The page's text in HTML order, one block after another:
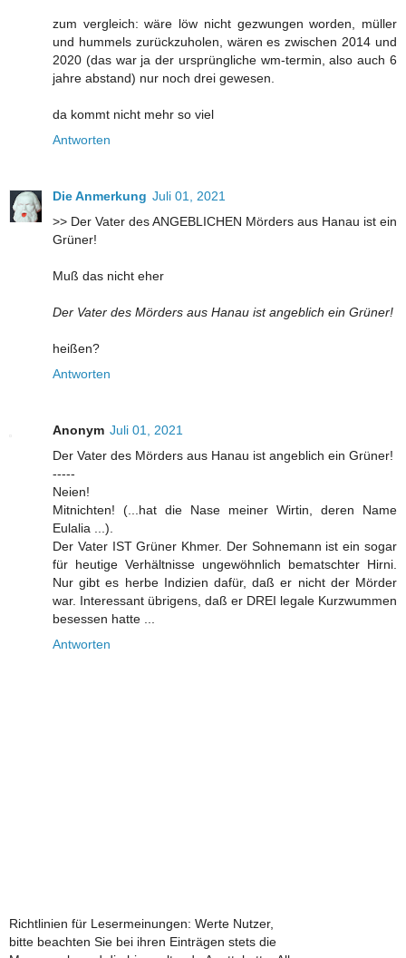
zum vergleich: wäre löw nicht gezwungen worden, müller
und hummels zurückzuholen, wären es zwischen 2014 und
2020 (das war ja der ursprüngliche wm-termin, also auch 6
jahre abstand) nur noch drei gewesen.
da kommt nicht mehr so viel
Antworten
Die Anmerkung Juli 01, 2021
>> Der Vater des ANGEBLICHEN Mörders aus Hanau ist ein
Grüner!
Muß das nicht eher
Der Vater des Mörders aus Hanau ist angeblich ein Grüner!
heißen?
Antworten
Anonym Juli 01, 2021
Der Vater des Mörders aus Hanau ist angeblich ein Grüner!
-----
Neien!
Mitnichten! (...hat die Nase meiner Wirtin, deren Name
Eulalia ...).
Der Vater IST Grüner Khmer. Der Sohnemann ist ein sogar
für heutige Verhältnisse ungewöhnlich bematschter Hirni.
Nur gibt es herbe Indizien dafür, daß er nicht der Mörder
war. Interessant übrigens, daß er DREI legale Kurzwummen
besessen hatte ...
Antworten
Richtlinien für Lesermeinungen: Werte Nutzer,
bitte beachten Sie bei ihren Einträgen stets die